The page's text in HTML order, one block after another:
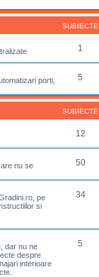
SUBIECTE
1
porti,
5
SUBIECTE
12
nu se
50
pe
si
34
dar nu ne
despre
interioare
5